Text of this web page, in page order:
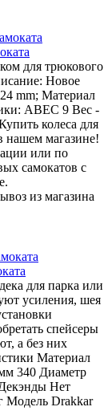
для трюкового
Новое
mm; Материал
ABEC 9 Вес -
колеса для
нашем магазине!
или по
самокатов с
из магазина
для парка или
усиления, шея
спейсеры
а без них
Материал
340 Диаметр
Нет
Модель Drakkar